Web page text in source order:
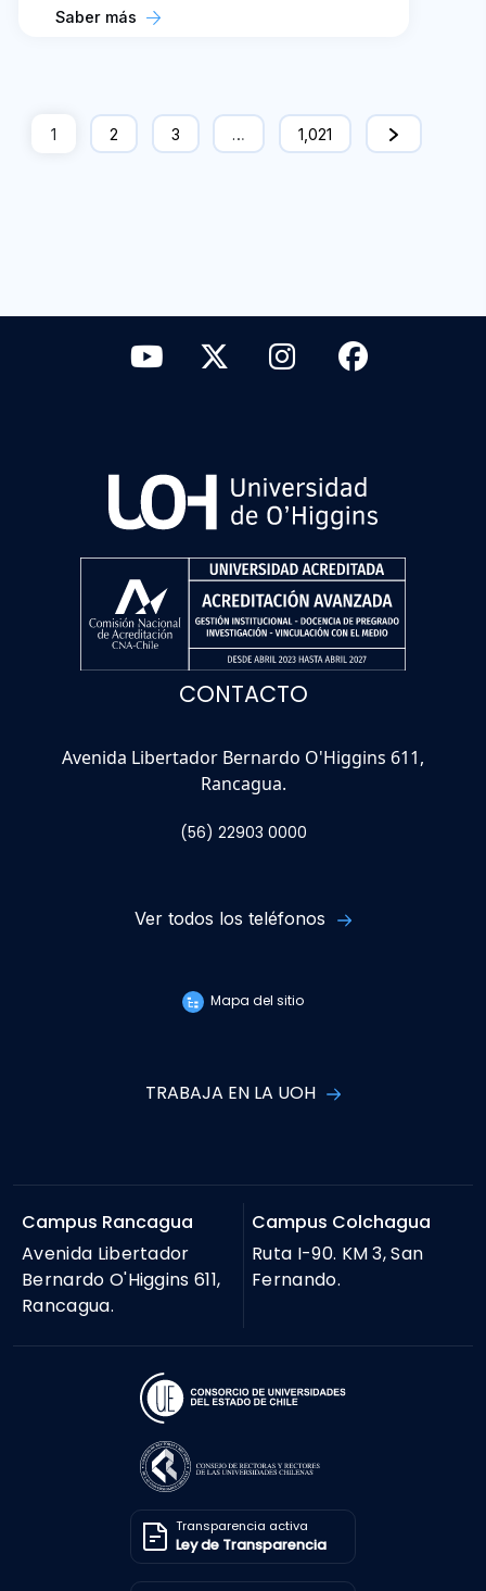
Saber más
1 2 3 … 1,021
CONTACTO
Avenida Libertador Bernardo O'Higgins 611,
Rancagua.
(56) 22903 0000
Ver todos los teléfonos
Mapa del sitio
TRABAJA EN LA UOH
Campus Rancagua
Avenida Libertador
Bernardo O'Higgins 611,
Rancagua.
Campus Colchagua
Ruta I-90. KM 3, San
Fernando.
Transparencia activa
Ley de Transparencia